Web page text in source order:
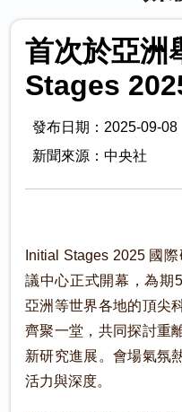
首次於亞
Stages
發布日期：2025-09-08
新聞來源：中央社
Initial Stages 2025 國
議中心正式開幕，為期
亞洲等世界各地的頂尖
齊聚一堂，共同探討重
新研究進展。會場氣氛
活力與深度。